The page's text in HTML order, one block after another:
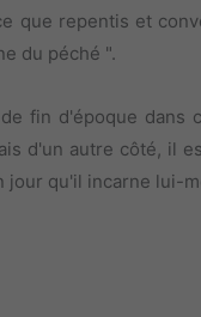
que repentis et
du péché ".
fin d'époque
d'un autre côté, il
qu'il incarne lui-